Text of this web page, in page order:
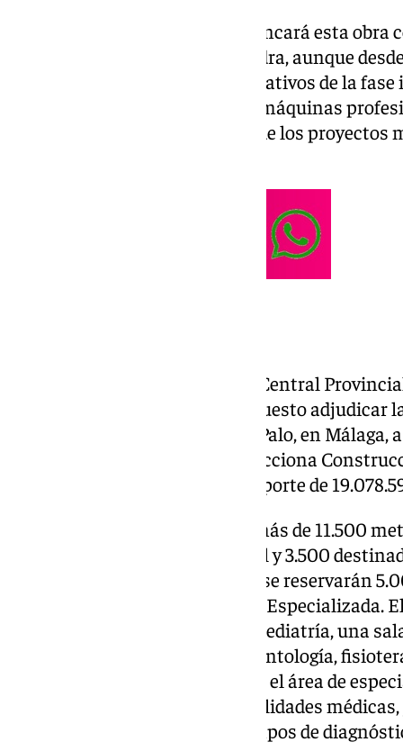
Bien es cierto que mañana arrancará esta
y la colocación de la primer piedra, aunque
trabajos de excavación y preparativos de la
primeros operarios y distintas máquinas
definitivo para el inicio de uno de los proyectos
La Mesa de Contratación de la Central
ha propuesto adjudicar
de salud y especialidades de El Palo, en
Empresas (UTE) formada por Acciona
Infraestructuras S.A. por un importe de
El nuevo edificio, que ocupará más de 11.500
8.000 metros de uso asistencial y 3.500
servicios de Atención Primaria se reservarán
que unos 3.000 se destinarán a Especializada.
consultas de adultos, cinco de pediatría, una
cirugía menor ambulatoria, odontología,
educación sanitaria. Asimismo, el área de
consultas de diferentes especialidades
avanzada para mejorar los tiempos de